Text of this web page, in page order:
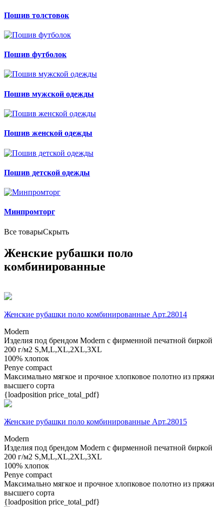
Пошив толстовок
Пошив футболок
Пошив мужской одежды
Пошив женской одежды
Пошив детской одежды
Минпромторг
Все товарыСкрыть
Женские рубашки поло
комбинированные
Женские рубашки поло комбинированные Арт.28014
Modern
Изделия под брендом Modern с фирменной печатной биркой
200 г/м2 S,M,L,XL,2XL,3XL
100% хлопок
Penye compact
Максимально мягкое и прочное хлопковое полотно из пряжи
высшего сорта
{loadposition price_total_pdf}
Женские рубашки поло комбинированные Арт.28015
Modern
Изделия под брендом Modern с фирменной печатной биркой
200 г/м2 S,M,L,XL,2XL,3XL
100% хлопок
Penye compact
Максимально мягкое и прочное хлопковое полотно из пряжи
высшего сорта
{loadposition price_total_pdf}